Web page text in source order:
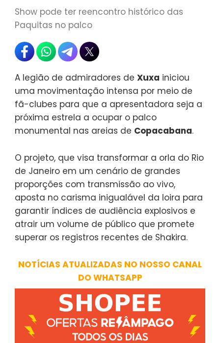
Show pode ter reencontro histórico das
Paquitas no palco
A legião de admiradores de Xuxa iniciou
uma movimentação intensa por meio de
fã-clubes para que a apresentadora seja a
próxima estrela a ocupar o palco
monumental nas areias de Copacabana.
O projeto, que visa transformar a orla do Rio
de Janeiro em um cenário de grandes
proporções com transmissão ao vivo,
aposta no carisma inigualável da loira para
garantir índices de audiência explosivos e
atrair um volume de público que promete
superar os registros recentes de Shakira.
NOTÍCIAS ATUALIZADAS NO NOSSO CANAL
DO WHATSAPP